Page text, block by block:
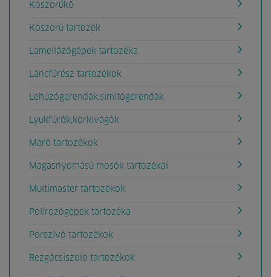
Köszörűkő
Köszörű tartozék
Lamellázógépek tartozéka
Láncfűrész tartozékok
Lehúzógerendák,simítógerendák
Lyukfúrók,körkivágók
Maró tartozékok
Magasnyomású mosók tartozékai
Multimaster tartozékok
Polírozógépek tartozéka
Porszívó tartozékok
Rezgőcsiszoló tartozékok